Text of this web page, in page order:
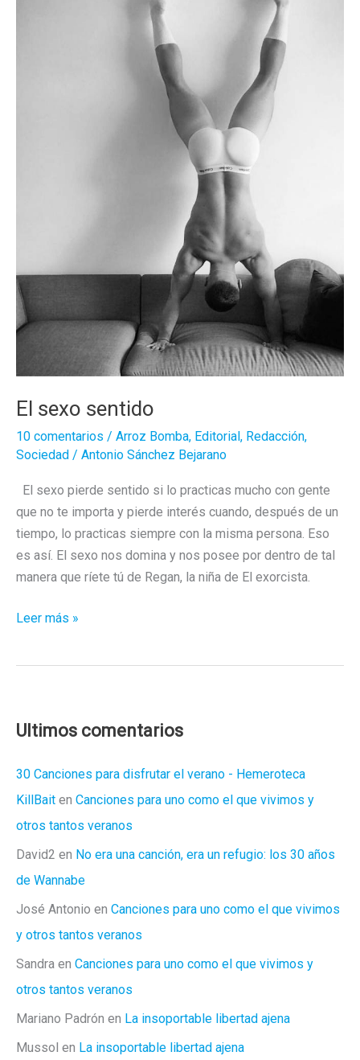
El sexo sentido
10 comentarios / Arroz Bomba, Editorial, Redacción,
Sociedad / Antonio Sánchez Bejarano
El sexo pierde sentido si lo practicas mucho con gente
que no te importa y pierde interés cuando, después de un
tiempo, lo practicas siempre con la misma persona. Eso
es así. El sexo nos domina y nos posee por dentro de tal
manera que ríete tú de Regan, la niña de El exorcista.
El
Leer más »
Ultimos comentarios
30 Canciones para disfrutar el verano - Hemeroteca
KillBait en Canciones para uno como el que vivimos y
otros tantos veranos
David2 en No era una canción, era un refugio: los 30 años
de Wannabe
José Antonio en Canciones para uno como el que vivimos
y otros tantos veranos
Sandra en Canciones para uno como el que vivimos y
otros tantos veranos
Mariano Padrón en La insoportable libertad ajena
Mussol en La insoportable libertad ajena